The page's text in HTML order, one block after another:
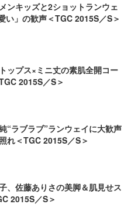
ンキッズと2ショットランウェ
い」の歓声＜TGC 2015S／S＞
ップス×ミニ丈の素肌全開コー
2015S／S＞
“ラブラブ”ランウェイに大歓声
れ＜TGC 2015S／S＞
、佐藤ありさの美脚＆肌見せス
2015S／S＞